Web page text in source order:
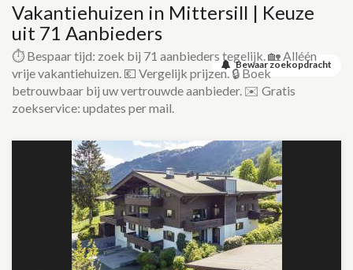
Bewaar zoekopdracht
Vakantiehuizen in Mittersill | Keuze
uit 71 Aanbieders
⏱️ Bespaar tijd: zoek bij 71 aanbieders tegelijk. 🏡 Alléén
vrije vakantiehuizen. 💶 Vergelijk prijzen. 🔒 Boek
betrouwbaar bij uw vertrouwde aanbieder. ✉️ Gratis
zoekservice: updates per mail.